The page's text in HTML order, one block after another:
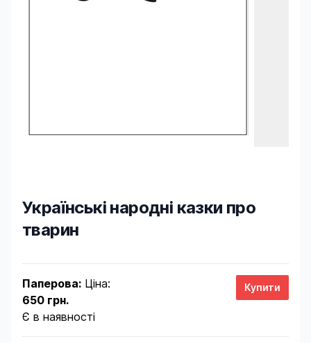
Українські народні казки про
тварин
Паперова: Ціна:
650 грн.
Є в наявності